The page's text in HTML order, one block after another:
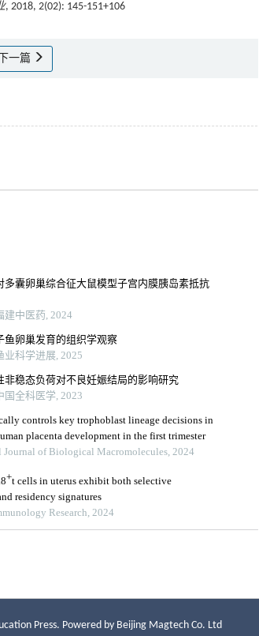
, 2018, 2(02): 145-151+106
下一篇
Press. Powered by Beijing Magtech Co. Ltd